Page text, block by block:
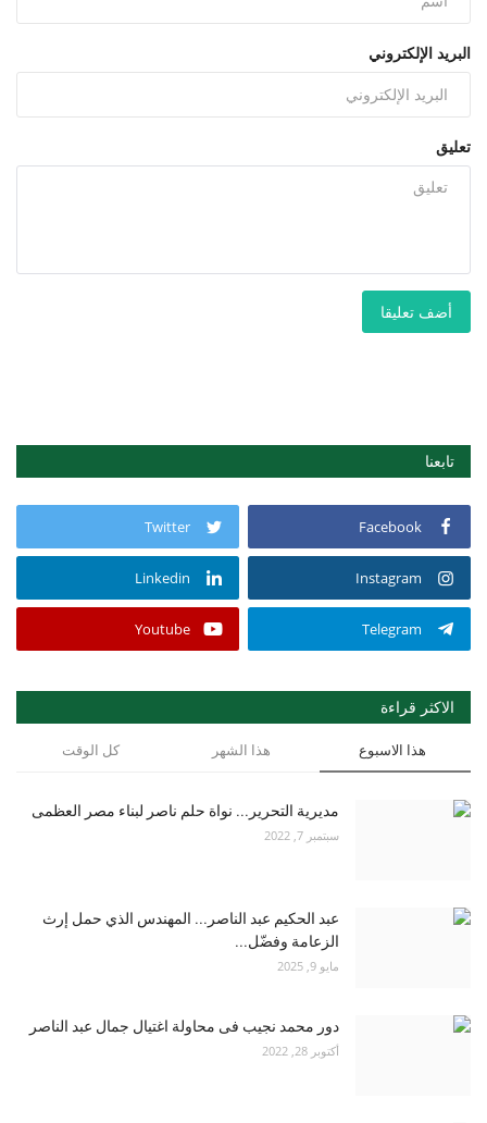
البريد الإلكتروني
تعليق
أضف تعليقا
تابعنا
Facebook
Twitter
Instagram
Linkedin
Telegram
Youtube
الاكثر قراءة
هذا الاسبوع هذا الشهر كل الوقت
مديرية التحرير... نواة حلم ناصر لبناء مصر العظمى
سبتمبر 7, 2022
عبد الحكيم عبد الناصر... المهندس الذي حمل إرث
الزعامة وفضّل...
مايو 9, 2025
دور محمد نجيب فى محاولة اغتيال جمال عبد الناصر
أكتوبر 28, 2022